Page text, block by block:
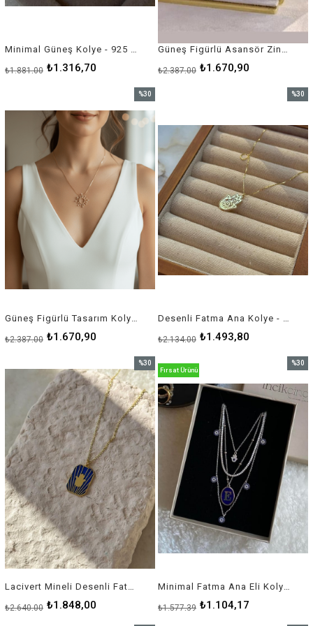
Minimal Güneş Kolye - 925 Ayar Gümüş
₺1.316,70
₺1.881,00
Güneş Figürlü Asansör Zincir Kolye - 925 Ayar Gümüş
₺1.670,90
₺2.387,00
₺1.670,90
₺2.387,00
%30
%30İndirim
₺1.493,80
₺2.134,00
%30
Lacivert Mineli Desenli Fatma Ana Eli Kolye - 925 Ayar Gümüş
₺1.848,00
₺2.640,00
%30
İndirim
%30İndirim
Minimal Fatma Ana Eli Kolye - 925 Ayar Gümüş
₺1.104,17
₺1.577,39
%30
Fırsat Ürünü